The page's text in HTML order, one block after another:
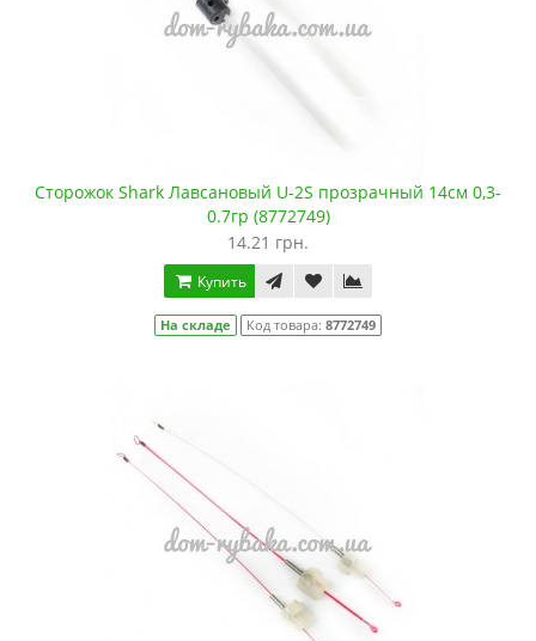
Сторожок Shark Лавсановый U-2S прозрачный 14см 0,3-
0.7гр (8772749)
14.21 грн.
Купить
На складе Код товара: 8772749